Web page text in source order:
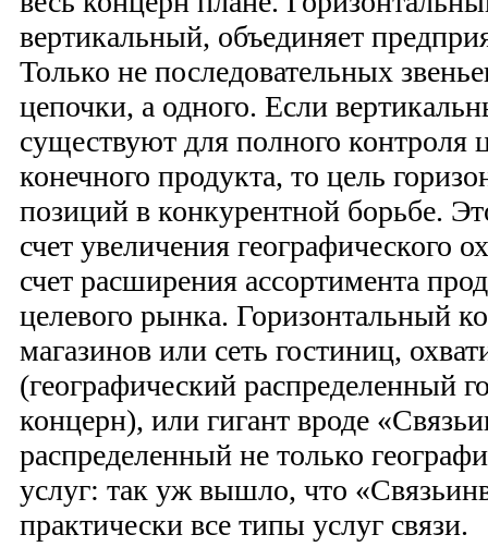
вертикальный, объединяет
Только не последовательных
цепочки, а одного. Если
существуют для полного контроля
конечного продукта, то цель
позиций в конкурентной борьбе.
счет увеличения географического
счет расширения ассортимента
целевого рынка. Горизонтальный
магазинов или сеть гостиниц,
(географический распределенный
концерн), или гигант вроде
распределенный не только
услуг: так уж вышло, что
практически все типы услуг связи.